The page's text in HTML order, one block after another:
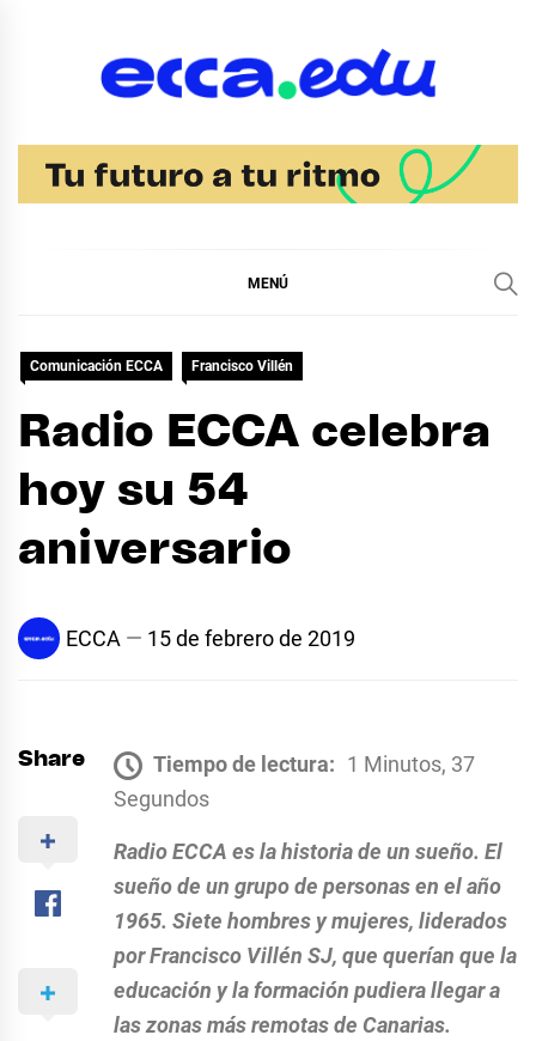
MENÚ
Comunicación ECCA Francisco Villén
Radio ECCA celebra
hoy su 54
aniversario
ECCA 15 de febrero de 2019
Share Tiempo de lectura: 1 Minutos, 37
Segundos
Radio ECCA es la historia de un sueño. El
sueño de un grupo de personas en el año
1965. Siete hombres y mujeres, liderados
por Francisco Villén SJ, que querían que la
educación y la formación pudiera llegar a
las zonas más remotas de Canarias.